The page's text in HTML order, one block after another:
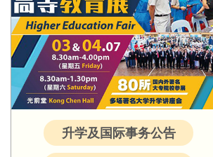
升学及国际事务公告